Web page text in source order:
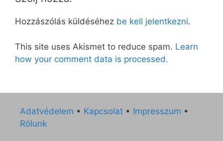
Hozzászólás küldéséhez be kell jelentkezni.
This site uses Akismet to reduce spam. Learn
how your comment data is processed.
Adatvédelem • Kapcsolat • Impresszum •
Rólunk